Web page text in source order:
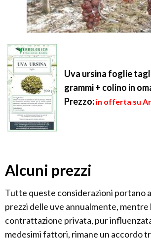
Uva ursina foglie
grammi + colino in
Prezzo: in offerta su
Alcuni prezzi
Tutte queste considerazioni portano
prezzi delle uve annualmente, mentre
contrattazione privata, pur
medesimi fattori, rimane un accordo